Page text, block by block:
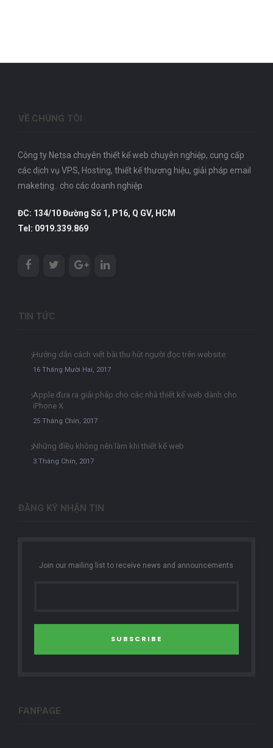
VỀ CHÚNG TÔI
Công ty Netsa chuyên thiết kế web chuyên nghiệp, cung cấp
các dịch vụ VPS, Hosting, thiết kế thương hiệu, giải pháp email
maketing.. cho các doanh nghiệp
ĐC: 134/10 Đường Số 1, P16, Q GV, HCM
Tel: 0919.339.869
TIN TỨC
Hướng dẫn cách viết bài thu hút người đọc trên website
16 Tháng Mười Hai, 2017
Apple đưa ra giải pháp cho các nhà thiết kế web dành cho
iPhone X
25 Tháng Chín, 2017
Những điều không nên làm khi thiết kế web
3 Tháng Chín, 2017
ĐĂNG KÝ NHẬN TIN
Join our mailing list to receive news and announcements
SUBSCRIBE
FANPAGE